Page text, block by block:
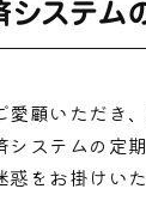
システム
顧いただき、
ステムの定期
をお掛けい